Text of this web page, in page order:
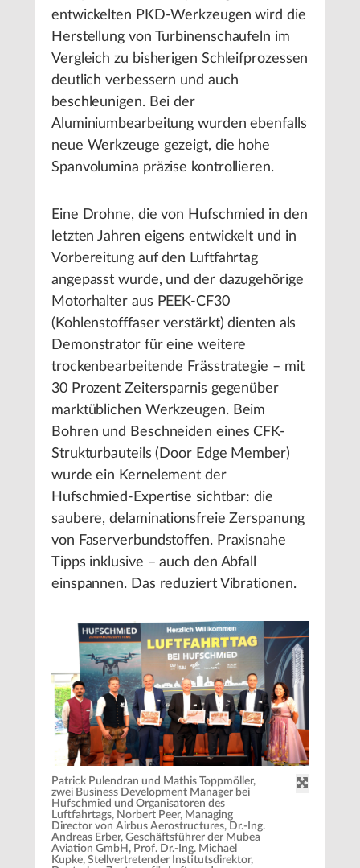
entwickelten PKD-Werkzeugen wird die
Herstellung von Turbinenschaufeln im
Vergleich zu bisherigen Schleifprozessen
deutlich verbessern und auch
beschleunigen. Bei der
Aluminiumbearbeitung wurden ebenfalls
neue Werkzeuge gezeigt, die hohe
Spanvolumina präzise kontrollieren.
Eine Drohne, die von Hufschmied in den
letzten Jahren eigens entwickelt und in
Vorbereitung auf den Luftfahrtag
angepasst wurde, und der dazugehörige
Motorhalter aus PEEK-CF30
(Kohlenstofffaser verstärkt) dienten als
Demonstrator für eine weitere
trockenbearbeitende Frässtrategie – mit
30 Prozent Zeitersparnis gegenüber
marktüblichen Werkzeugen. Beim
Bohren und Beschneiden eines CFK-
Strukturbauteils (Door Edge Member)
wurde ein Kernelement der
Hufschmied-Expertise sichtbar: die
saubere, delaminationsfreie Zerspanung
von Faserverbundstoffen. Praxisnahe
Tipps inklusive – auch den Abfall
einspannen. Das reduziert Vibrationen.
Patrick Pulendran und Mathis Toppmöller,
zwei Business Development Manager bei
Hufschmied und Organisatoren des
Luftfahrtags, Norbert Peer, Managing
Director von Airbus Aerostructures, Dr.-Ing.
Andreas Erber, Geschäftsführer der Mubea
Aviation GmbH, Prof. Dr.-Ing. Michael
Kupke, Stellvertretender Institutsdirektor,